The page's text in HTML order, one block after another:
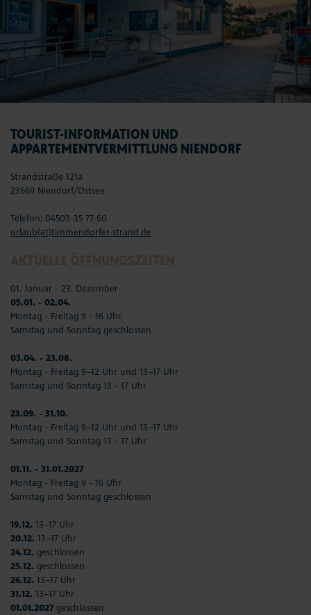
TOURIST-INFORMATION UND
APPARTEMENTVERMITTLUNG NIENDORF
Strandstraße 121a
23669 Niendorf/Ostsee
Telefon: 04503-35 77-60
urlaub(at)timmendorfer-strand.de
01. Januar - 23. Dezember
05.01. - 02.04.
Montag - Freitag 9 - 16 Uhr
Samstag und Sonntag geschlossen
03.04. - 23.08.
Montag - Freitag 9–12 Uhr und 13–17 Uhr
Samstag und Sonntag 13 - 17 Uhr
23.09. - 31.10.
Montag - Freitag 9–12 Uhr und 13–17 Uhr
Samstag und Sonntag 13 - 17 Uhr
01.11. - 31.01.2027
Montag - Freitag 9 - 16 Uhr
Samstag und Sonntag geschlossen
19.12. 13–17 Uhr
20.12. 13–17 Uhr
24.12. geschlossen
25.12. geschlossen
26.12. 13–17 Uhr
31.12. 13–17 Uhr
01.01.2027 geschlossen